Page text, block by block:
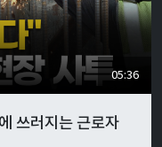
05:36
쓰러지는 근로자